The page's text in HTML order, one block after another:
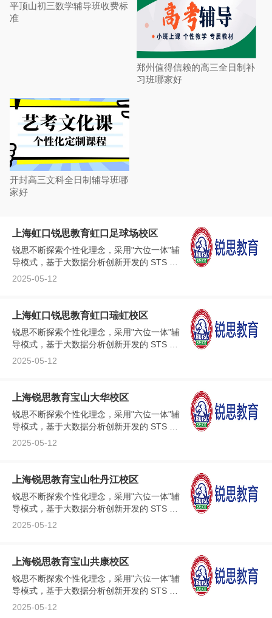
平顶山初三数学辅导班收费标
准
郑州值得信赖的高三全日制补
习班哪家好
开封高三文科全日制辅导班哪
家好
上海虹口锐思教育虹口足球场校区
锐思不断探索个性化理念，采用"六位一体"辅
导模式，基于大数据分析创新开发的 STS 在
线智能测评系统，可能加速了解学生的学习
2025-05-12
上海虹口锐思教育虹口瑞虹校区
锐思不断探索个性化理念，采用"六位一体"辅
导模式，基于大数据分析创新开发的 STS 在
线智能测评系统，可能加速了解学生的学习
2025-05-12
上海锐思教育宝山大华校区
锐思不断探索个性化理念，采用"六位一体"辅
导模式，基于大数据分析创新开发的 STS 在
线智能测评系统，可能加速了解学生的学习
2025-05-12
上海锐思教育宝山牡丹江校区
锐思不断探索个性化理念，采用"六位一体"辅
导模式，基于大数据分析创新开发的 STS 在
线智能测评系统，可能加速了解学生的学习
2025-05-12
上海锐思教育宝山共康校区
锐思不断探索个性化理念，采用"六位一体"辅
导模式，基于大数据分析创新开发的 STS 在
线智能测评系统，可能加速了解学生的学习
2025-05-12